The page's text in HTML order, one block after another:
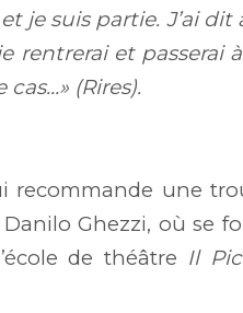
je suis partie. J’ai
rentrerai et passerai
cas…» (Rires).
recommande une
Ghezzi, où se
de théâtre Il